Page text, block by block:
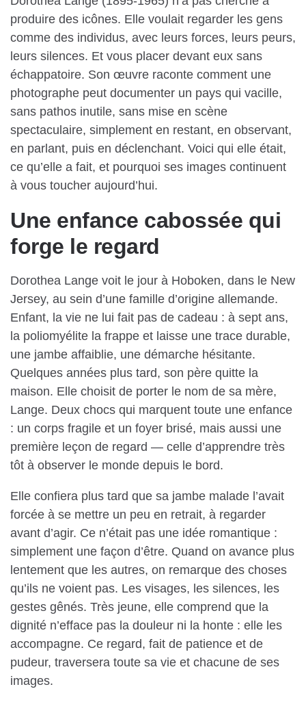
produire des icônes. Elle voulait regarder les gens
comme des individus, avec leurs forces, leurs peurs,
leurs silences. Et vous placer devant eux sans
échappatoire. Son œuvre raconte comment une
photographe peut documenter un pays qui vacille,
sans pathos inutile, sans mise en scène
spectaculaire, simplement en restant, en observant,
en parlant, puis en déclenchant. Voici qui elle était,
ce qu’elle a fait, et pourquoi ses images continuent
à vous toucher aujourd’hui.
Une enfance cabossée qui
forge le regard
Dorothea Lange voit le jour à Hoboken, dans le New
Jersey, au sein d’une famille d’origine allemande.
Enfant, la vie ne lui fait pas de cadeau : à sept ans,
la poliomyélite la frappe et laisse une trace durable,
une jambe affaiblie, une démarche hésitante.
Quelques années plus tard, son père quitte la
maison. Elle choisit de porter le nom de sa mère,
Lange. Deux chocs qui marquent toute une enfance
: un corps fragile et un foyer brisé, mais aussi une
première leçon de regard — celle d’apprendre très
tôt à observer le monde depuis le bord.
Elle confiera plus tard que sa jambe malade l’avait
forcée à se mettre un peu en retrait, à regarder
avant d’agir. Ce n’était pas une idée romantique :
simplement une façon d’être. Quand on avance plus
lentement que les autres, on remarque des choses
qu’ils ne voient pas. Les visages, les silences, les
gestes gênés. Très jeune, elle comprend que la
dignité n’efface pas la douleur ni la honte : elle les
accompagne. Ce regard, fait de patience et de
pudeur, traversera toute sa vie et chacune de ses
images.